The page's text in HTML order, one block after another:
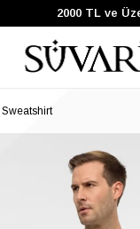
2000 TL ve Üzeri